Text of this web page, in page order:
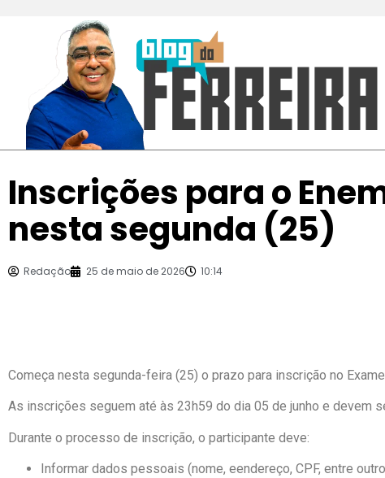
Inscrições para o
nesta segunda (25)
Redação 25 de maio de 2026 10:14
Começa nesta segunda-feira (25) o prazo para inscrição no
As inscrições seguem até às 23h59 do dia 05 de junho e devem
Durante o processo de inscrição, o participante deve:
Informar dados pessoais (nome, eendereço, CPF, entre